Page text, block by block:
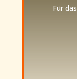
Für